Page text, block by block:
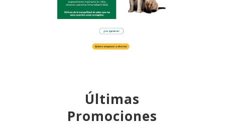
Últimas
Promociones